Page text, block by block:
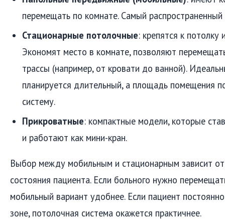
перемещать по комнате. Самый
Стационарные потолочные: крепятся к потолку
Экономят место в комнате, позволяют
трассы (например, от кровати до ванной).
планируется длительный, а площадь помещения
систему.
Прикроватные: компактные модели, которые
и работают как мини-кран.
Выбор между мобильным и стационарным зависит
состояния пациента. Если больного нужно
мобильный вариант удобнее. Если пациент
зоне, потолочная система окажется практичнее.